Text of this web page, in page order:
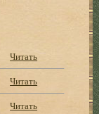
Читать
Читать
Читать